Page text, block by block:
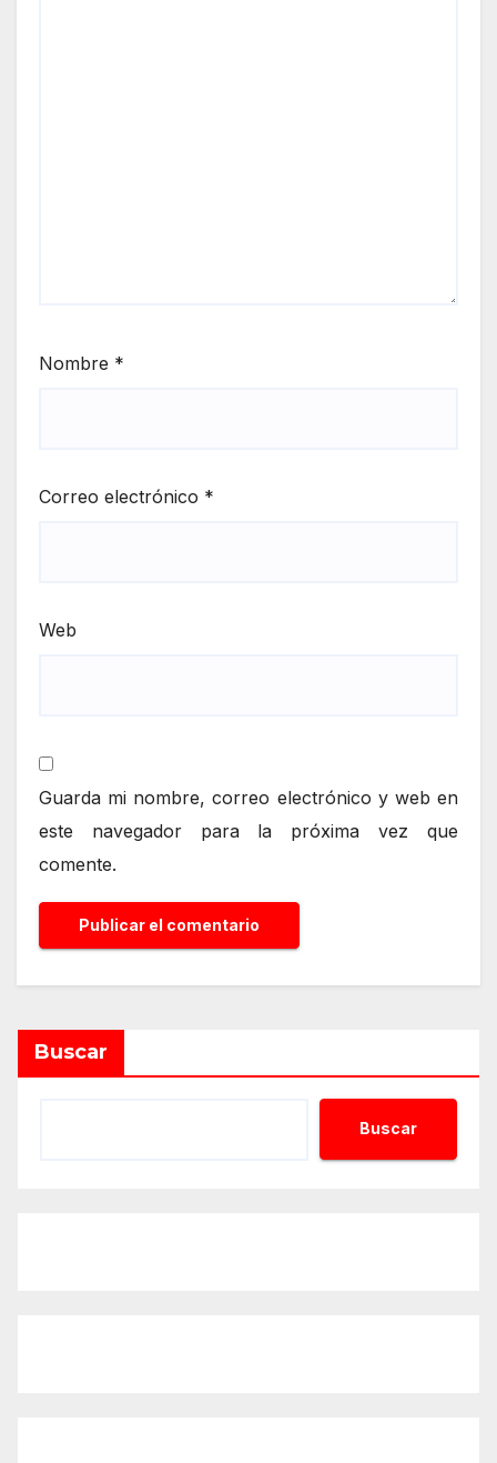
Nombre *
Correo electrónico *
Web
Guarda mi nombre, correo electrónico y web en
este navegador para la próxima vez que
comente.
Buscar
Buscar